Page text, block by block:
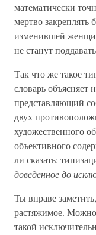
математически
мертво закреплять
изменившей
не станут
Так что же такое
словарь
представляющий
двух
художественного
объективного
ли сказать:
доведенное до
Ты вправе
растяжимое. Можно
такой